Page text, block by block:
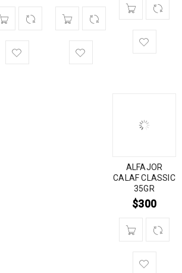
ALFAJOR
CALAF CLASSIC
35GR
$300